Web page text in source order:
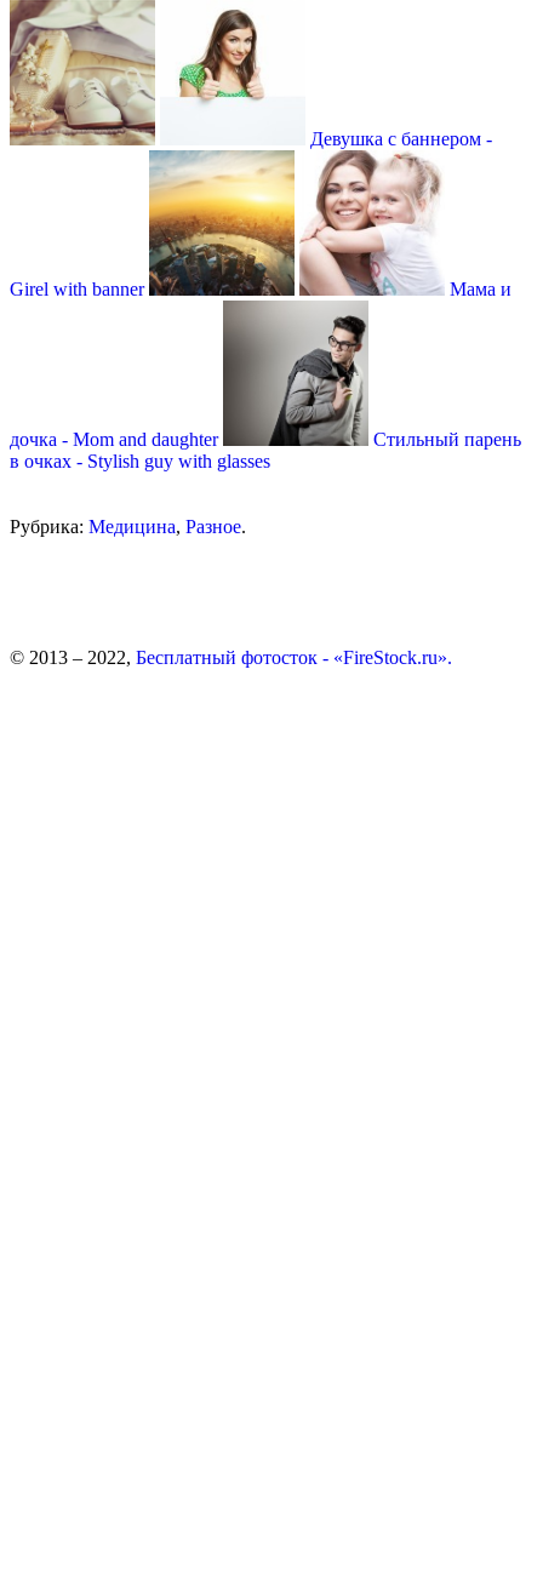
Девушка с баннером -
Girel with banner Мама и
дочка - Mom and daughter
Стильный парень
в очках - Stylish guy with glasses
Рубрика: Медицина, Разное.
© 2013 – 2022, Бесплатный фотосток - «FireStock.ru».